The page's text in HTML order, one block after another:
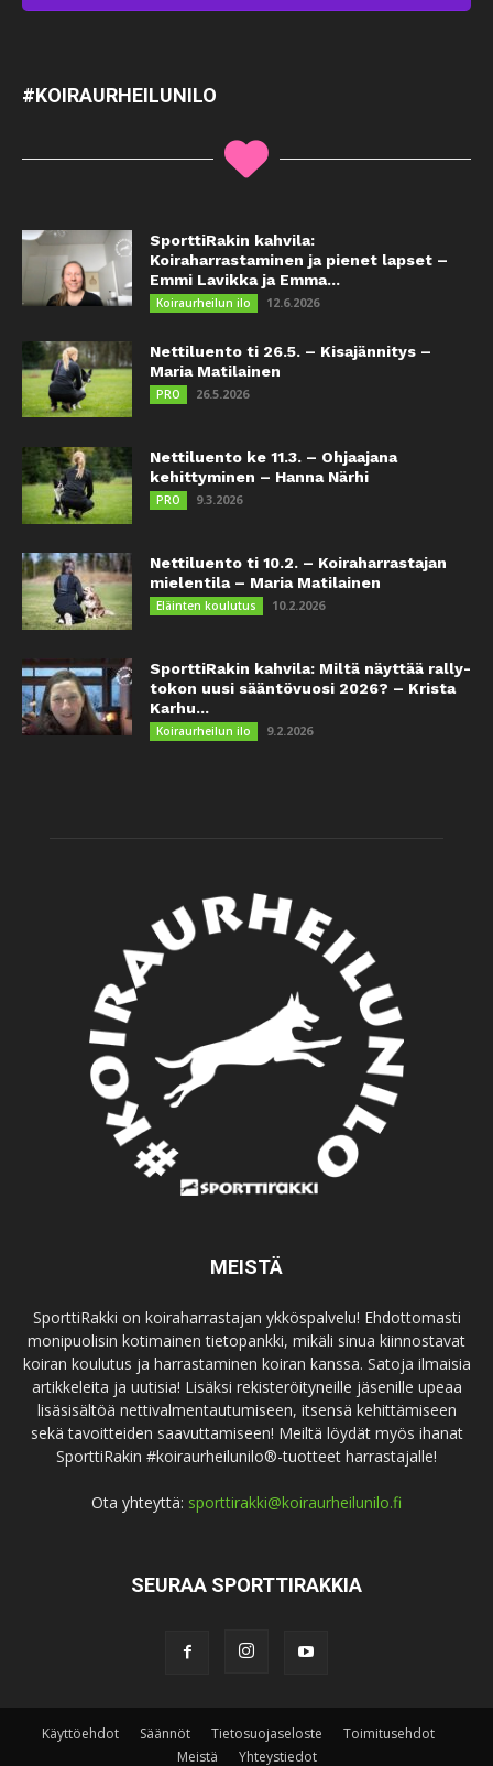
#KOIRAURHEILUNILO
SporttiRakin kahvila:
Koiraharrastaminen ja pienet lapset –
Emmi Lavikka ja Emma...
Koiraurheilun ilo 12.6.2026
Nettiluento ti 26.5. – Kisajännitys –
Maria Matilainen
PRO 26.5.2026
Nettiluento ke 11.3. – Ohjaajana
kehittyminen – Hanna Närhi
PRO 9.3.2026
Nettiluento ti 10.2. – Koiraharrastajan
mielentila – Maria Matilainen
Eläinten koulutus 10.2.2026
SporttiRakin kahvila: Miltä näyttää rally-
tokon uusi sääntövuosi 2026? – Krista
Karhu...
Koiraurheilun ilo 9.2.2026
MEISTÄ
SporttiRakki on koiraharrastajan ykköspalvelu! Ehdottomasti
monipuolisin kotimainen tietopankki, mikäli sinua kiinnostavat
koiran koulutus ja harrastaminen koiran kanssa. Satoja ilmaisia
artikkeleita ja uutisia! Lisäksi rekisteröityneille jäsenille upeaa
lisäsisältöä nettivalmentautumiseen, itsensä kehittämiseen
sekä tavoitteiden saavuttamiseen! Meiltä löydät myös ihanat
SporttiRakin #koiraurheilunilo®-tuotteet harrastajalle!
Ota yhteyttä: sporttirakki@koiraurheilunilo.fi
SEURAA SPORTTIRAKKIA
Käyttöehdot Säännöt Tietosuojaseloste
Toimitusehdot
Meistä
Yhteystiedot